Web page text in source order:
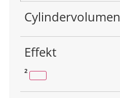
Cylindervolumen
Effekt
2